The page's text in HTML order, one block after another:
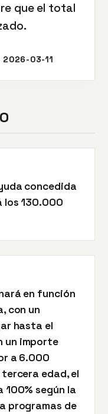
que el total
2026-03-11
concedida
los 130.000
en función
con un
hasta el
un importe
a 6.000
edad, el
según la
programas de